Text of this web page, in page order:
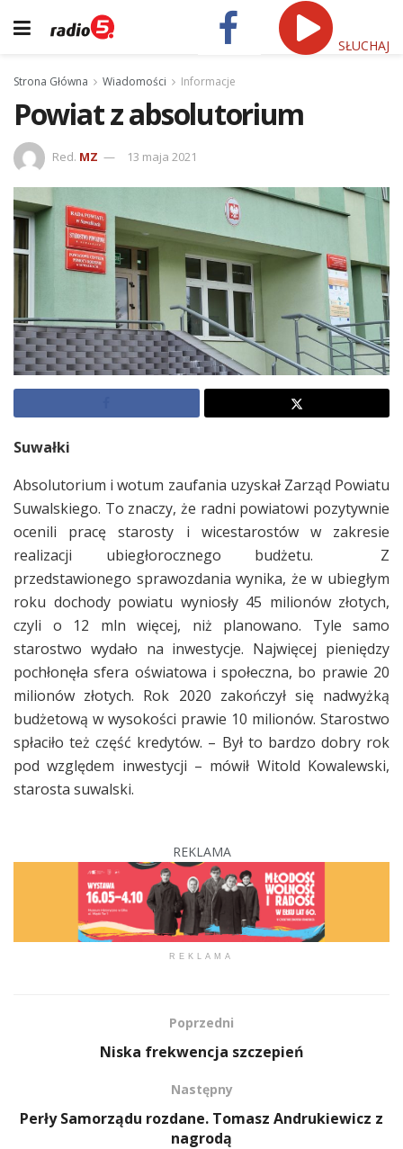
SŁUCHAJ
Strona Główna Wiadomości Informacje
Powiat z absolutorium
Red. MZ 13 maja 2021
Suwałki
Absolutorium i wotum zaufania uzyskał Zarząd Powiatu
Suwalskiego. To znaczy, że radni powiatowi pozytywnie
ocenili pracę starosty i wicestarostów w zakresie
realizacji ubiegłorocznego budżetu. Z
przedstawionego sprawozdania wynika, że w ubiegłym
roku dochody powiatu wyniosły 45 milionów złotych,
czyli o 12 mln więcej, niż planowano. Tyle samo
starostwo wydało na inwestycje. Najwięcej pieniędzy
pochłonęła sfera oświatowa i społeczna, bo prawie 20
milionów złotych. Rok 2020 zakończył się nadwyżką
budżetową w wysokości prawie 10 milionów. Starostwo
spłaciło też część kredytów. – Był to bardzo dobry rok
pod względem inwestycji – mówił Witold Kowalewski,
starosta suwalski.
REKLAMA
REKLAMA
Poprzedni
Niska frekwencja szczepień
Następny
Perły Samorządu rozdane. Tomasz Andrukiewicz z
nagrodą